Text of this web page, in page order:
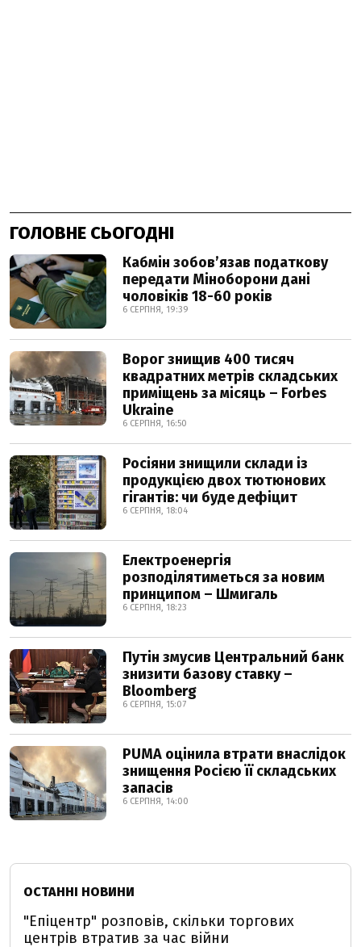
ГОЛОВНЕ СЬОГОДНІ
Кабмін зобовʼязав податкову
передати Міноборони дані
чоловіків 18-60 років
6 СЕРПНЯ, 19:39
Ворог знищив 400 тисяч
квадратних метрів складських
приміщень за місяць – Forbes
Ukraine
6 СЕРПНЯ, 16:50
Росіяни знищили склади із
продукцією двох тютюнових
гігантів: чи буде дефіцит
6 СЕРПНЯ, 18:04
Електроенергія
розподілятиметься за новим
принципом – Шмигаль
6 СЕРПНЯ, 18:23
Путін змусив Центральний банк
знизити базову ставку –
Bloomberg
6 СЕРПНЯ, 15:07
PUMA оцінила втрати внаслідок
знищення Росією її складських
запасів
6 СЕРПНЯ, 14:00
ОСТАННІ НОВИНИ
"Епіцентр" розповів, скільки торгових
центрів втратив за час війни